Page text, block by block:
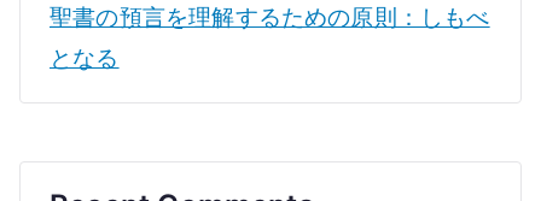
聖書の預言を理解するための原則：しもべ
となる